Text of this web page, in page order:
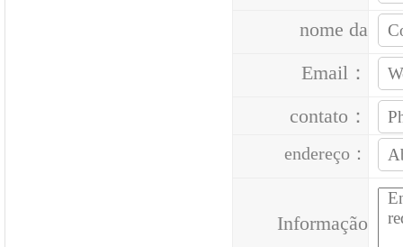
nome da
empresa：
Email：
contato：
endereço：
Informação